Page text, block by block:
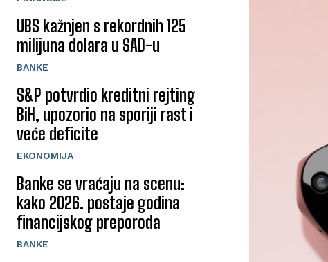
UBS kažnjen s rekordnih 125
milijuna dolara u SAD-u
BANKE
S&P potvrdio kreditni rejting
BiH, upozorio na sporiji rast i
veće deficite
EKONOMIJA
Banke se vraćaju na scenu:
kako 2026. postaje godina
financijskog preporoda
BANKE